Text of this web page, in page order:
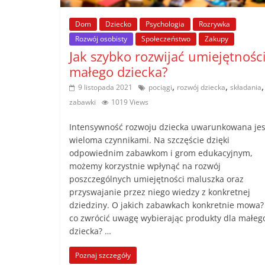
poradniki.
Porady
praktyczne
porady
poradniki
na
każdy
temat
Dom Dziecko Psychologia
Rozrywka
Rozwój osobisty
Społeczeństwo Zakupy
Jak szybko rozwijać umiejętności
małego dziecka?
9 listopada 2021 pociągi, rozwój dziecka, składania,
zabawki 1019 Views
Intensywność rozwoju dziecka uwarunkowana
wieloma czynnikami. Na szczęście dzięki
odpowiednim zabawkom i grom edukacyjnym,
możemy korzystnie wpłynąć na rozwój
poszczególnych umiejętności maluszka oraz
przyswajanie przez niego wiedzy z konkretnej
dziedziny. O jakich zabawkach konkretnie
co zwrócić uwagę wybierając produkty dla
dziecka? …
Poznaj szczegóły